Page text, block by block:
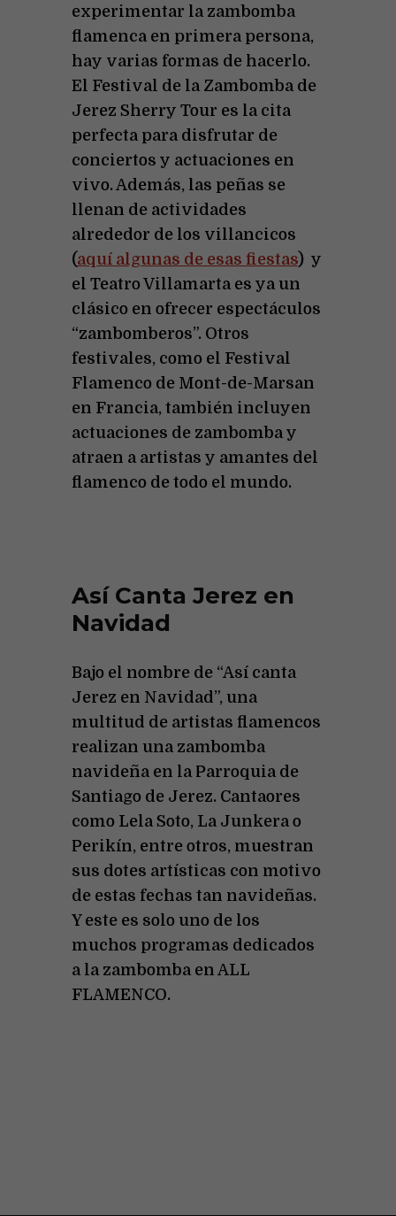
experimentar la zambomba
flamenca en primera persona,
hay varias formas de hacerlo.
El Festival de la Zambomba de
Jerez Sherry Tour es la cita
perfecta para disfrutar de
conciertos y actuaciones en
vivo. Además, las peñas se
llenan de actividades
alrededor de los villancicos
(aquí algunas de esas fiestas) y
el Teatro Villamarta es ya un
clásico en ofrecer espectáculos
“zambomberos”. Otros
festivales, como el Festival
Flamenco de Mont-de-Marsan
en Francia, también incluyen
actuaciones de zambomba y
atraen a artistas y amantes del
flamenco de todo el mundo.
Así Canta Jerez en
Navidad
Bajo el nombre de “Así canta
Jerez en Navidad”, una
multitud de artistas flamencos
realizan una zambomba
navideña en la Parroquia de
Santiago de Jerez. Cantaores
como Lela Soto, La Junkera o
Perikín, entre otros, muestran
sus dotes artísticas con motivo
de estas fechas tan navideñas.
Y este es solo uno de los
muchos programas dedicados
a la zambomba en ALL
FLAMENCO.